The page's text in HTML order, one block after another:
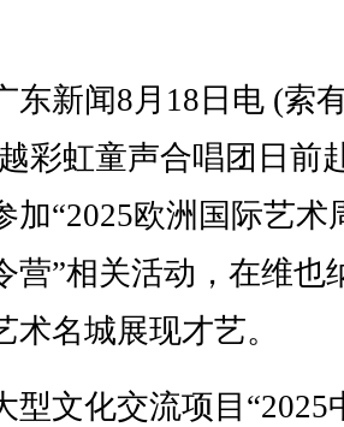
新闻8月18日电 (索
彩虹童声合唱团日前
加“2025欧洲国际艺术
营”相关活动，在维也
术名城展现才艺。
文化交流项目“2025